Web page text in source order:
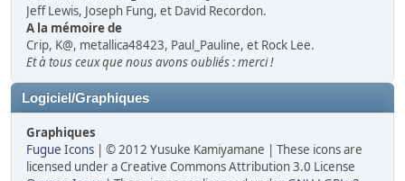
Jeff Lewis, Joseph Fung, et David Recordon.
A la mémoire de
Crip, K@, metallica48423, Paul_Pauline, et Rock Lee.
Et à tous ceux que nous avons oubliés : merci !
Logiciel/Graphiques
Graphiques
Fugue Icons | © 2012 Yusuke Kamiyamane | These icons are
licensed under a Creative Commons Attribution 3.0 License